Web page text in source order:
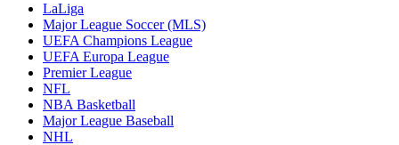
LaLiga
Major League Soccer (MLS)
UEFA Champions League
UEFA Europa League
Premier League
NFL
NBA Basketball
Major League Baseball
NHL